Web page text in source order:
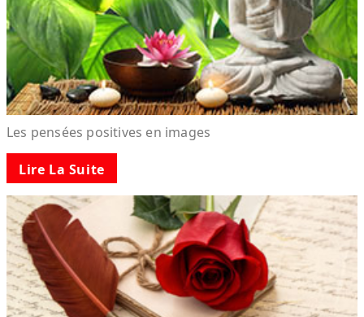
Les pensées positives en images
Lire La Suite